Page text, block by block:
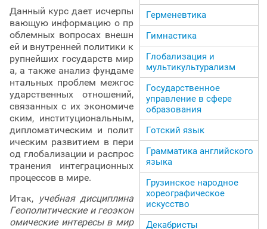
Данный курс дает исчерпы
вающую информацию о пр
облемных вопросах внешн
ей и внутренней политики к
рупнейших государств мир
а, а также анализ фундаме
нтальных проблем межгос
ударственных отношений,
связанных с их экономиче
ским, институциональным,
дипломатическим и полит
ическим развитием в пери
од глобализации и распрос
транения интеграционных
процессов в мире.
Итак, учебная дисциплина
Геополитические и геоэкон
омические интересы в мир
Герменевтика
Гимнастика
Глобализация и
мультикультурализм
Государственное
управление в сфере
образования
Готский язык
Грамматика английского
языка
Грузинское народное
хореографическое
искусство
Декабристы